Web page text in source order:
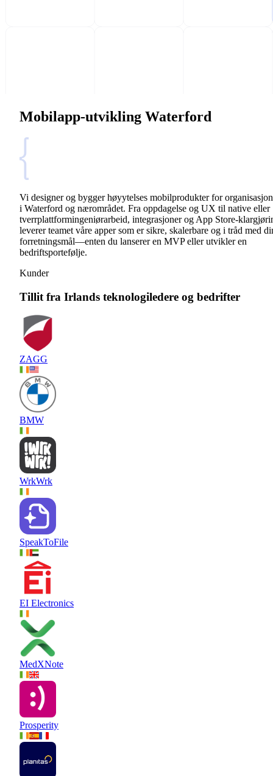
Mobilapp-utvikling Waterford
Vi designer og bygger høyytelses mobilprodukter for
i Waterford og nærområdet. Fra oppdagelse og UX til native eller
tverrplattformingeniørarbeid, integrasjoner og App Store-
leverer teamet våre apper som er sikre, skalerbare og i tråd med
forretningsmål—enten du lanserer en MVP eller utvikler en
bedriftsportefølje.
Kunder
Tillit fra Irlands teknologiledere og bedrifter
ZAGG
BMW
WrkWrk
SpeakToFile
EI Electronics
MedXNote
Prosperity